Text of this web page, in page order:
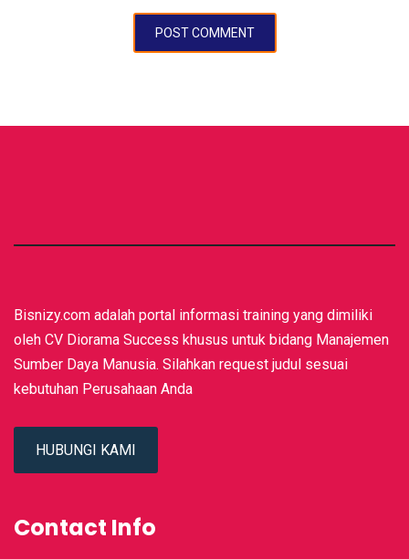
Bisnizy.com adalah portal informasi training yang dimiliki
oleh CV Diorama Success khusus untuk bidang Manajemen
Sumber Daya Manusia. Silahkan request judul sesuai
kebutuhan Perusahaan Anda
HUBUNGI KAMI
Contact Info